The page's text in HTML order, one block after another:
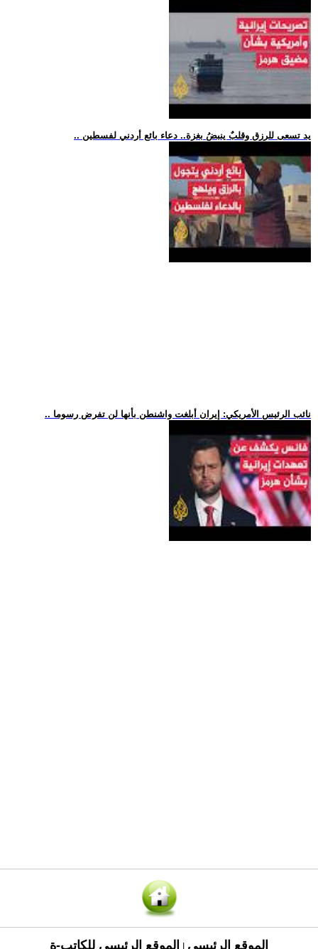
.. يد تسعى للرزق وقلبٌ ينبضُ بغزة.. دعاء بائع أردني لفسطين
.. نائب الرئيس الأمريكي: إيران أبلغت واشنطن بأنها لن تفرض رسوما
الموقع الرئيسي الموقع الرئيسي للكاتب-ة